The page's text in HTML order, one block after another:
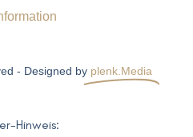
- Designed by plenk.Media
Hinweis: